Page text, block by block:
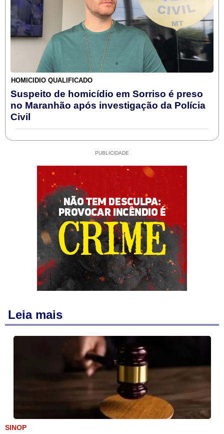
HOMICÍDIO QUALIFICADO
Suspeito de homicídio em Sorriso é preso
no Maranhão após investigação da Polícia
Civil
PUBLICIDADE
Leia mais
SINOP